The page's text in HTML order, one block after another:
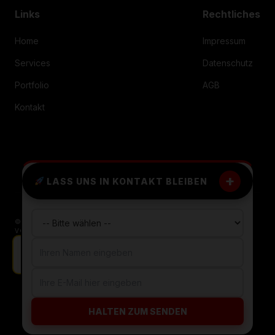
LASS UNS IN KONTAKT BLEIBEN +
HALTEN ZUM SENDEN
Links
Home
Services
Portfolio
Kontakt
Rechtliches
Impressum
Datenschutz
AGB
© 2026 WORDPRESS FREELANCER MESCHEDE. ALLE RECHTE
VORBEHALTEN.